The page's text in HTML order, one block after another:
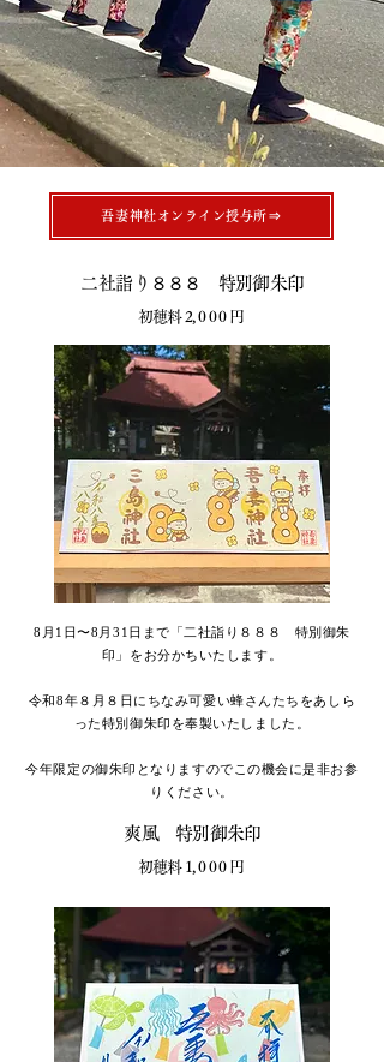
吾妻神社オンライン授与所⇒
​二社詣り８８８ 特別御朱印
初穂料 2, 0 0 0 円
8 月1日〜8月31日まで「二社詣り８８８ 特別御朱
印」をお分かちいたします。
令和8年８月８日にちなみ可愛い蜂さんたちをあしら
った特別御朱印を奉製いたしました。
今年限定の御朱印となりますのでこの機会に是非お参
りください。
​爽風 特別御朱印
初穂料 1, 0 0 0 円